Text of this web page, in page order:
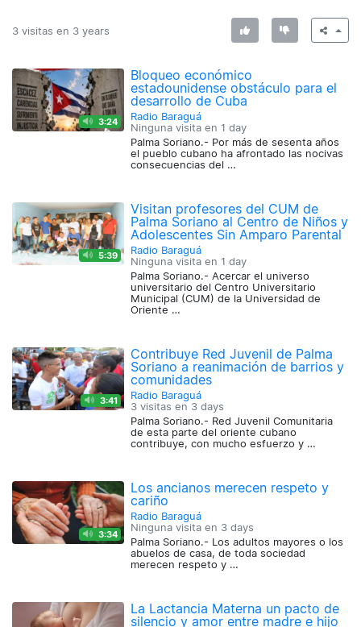
3 visitas en 3 years
3:24
Bloqueo económico
estadounidense obstáculo para el
desarrollo de Cuba
Radio Baraguá
Ninguna visita en 1 day
Palma Soriano.- Por más de sesenta años
el pueblo cubano ha afrontado las nocivas
consecuencias del …
5:39
Visitan profesores del CUM de
Palma Soriano al Centro de Niños y
Adolescentes Sin Amparo Parental
Radio Baraguá
Ninguna visita en 1 day
Palma Soriano.- Acercar el universo
universitario del Centro Universitario
Municipal (CUM) de la Universidad de
Oriente …
3:41
Contribuye Red Juvenil de Palma
Soriano a reanimación de barrios y
comunidades
Radio Baraguá
3 visitas en 3 days
Palma Soriano.- Red Juvenil Comunitaria
de esta parte del oriente cubano
contribuye, con mucho esfuerzo y …
3:34
Los ancianos merecen respeto y
cariño
Radio Baraguá
Ninguna visita en 3 days
Palma Soriano.- Los adultos mayores o los
abuelos de casa, de toda sociedad
merecen respeto y …
La Lactancia Materna un pacto de
silencio y amor entre madre e hijo